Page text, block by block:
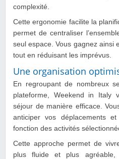
complexité.
Cette ergonomie facilite la
permet de centraliser
seul espace. Vous gagnez ainsi
tout en réduisant les imprévus.
Une organisation
En regroupant de nombreux
plateforme, Weekend in Italy
séjour de manière efficace.
anticiper vos déplacements
fonction des activités
Cette approche permet de
plus fluide et plus